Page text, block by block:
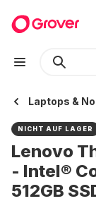
Laptops &
NICHT AUF LAGER
Lenovo
- Intel®
512GB